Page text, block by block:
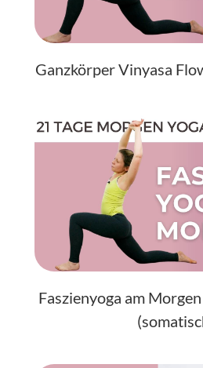
Ganzkörper Vinyasa
Faszienyoga am